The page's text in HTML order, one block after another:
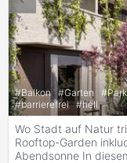
#Balkon #Garten #
#barrierefrei #hell
Wo Stadt auf Natur
Rooftop-Garden
Abendsonne In